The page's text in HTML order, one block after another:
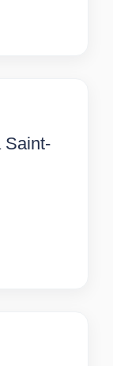
Saint-